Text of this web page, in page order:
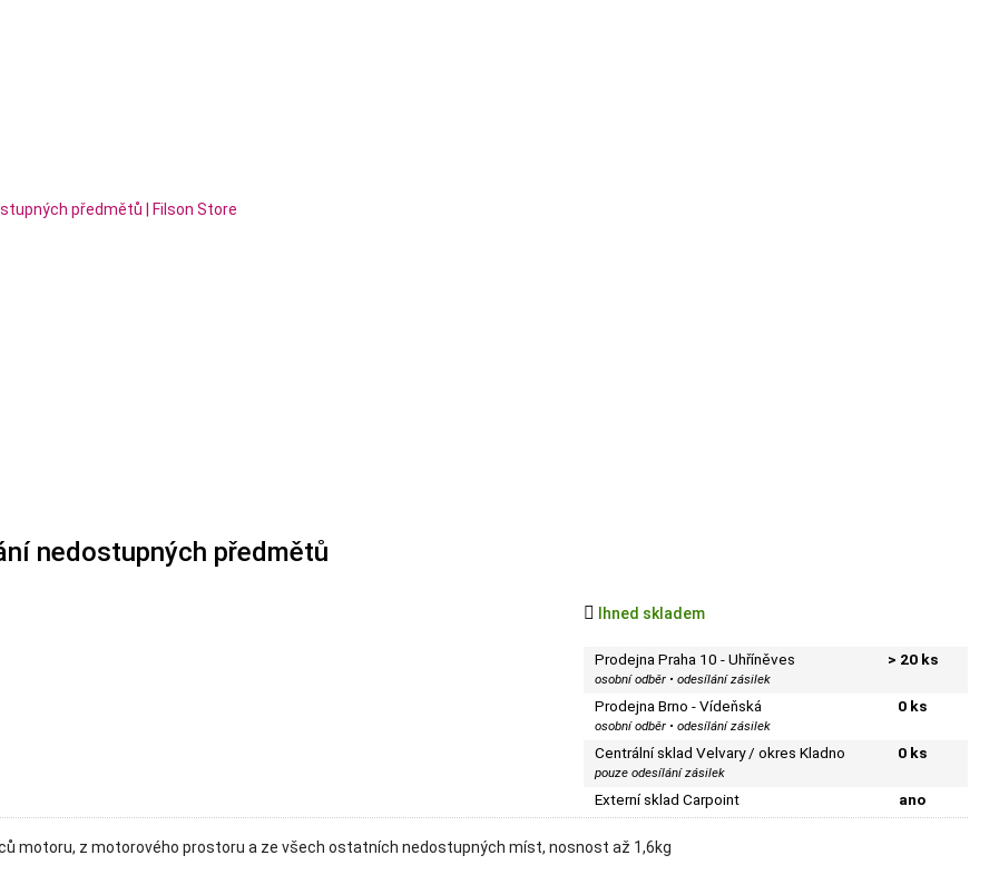
nedostupných předmětů
 Ihned skladem
Prodejna Praha 10 - Uhříněves
osobní odběr • odesílání zásilek
> 20 ks
Prodejna Brno - Vídeňská
osobní odběr • odesílání zásilek
0 ks
Centrální sklad Velvary / okres Kladno
pouze odesílání zásilek
0 ks
Externí sklad Carpoint ano
motoru, z motorového prostoru a ze všech ostatních nedostupných míst, nosnost až 1,6kg